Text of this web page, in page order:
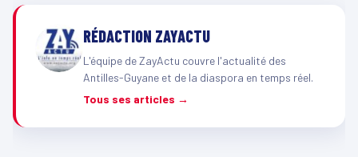
RÉDACTION ZAYACTU
L'équipe de ZayActu couvre l'actualité des
Antilles-Guyane et de la diaspora en temps réel.
Tous ses articles →